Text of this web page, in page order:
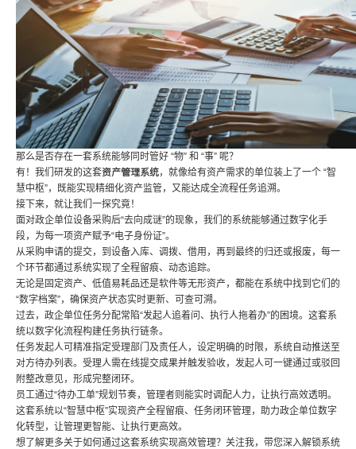
那么是否存在一套系统能够同时管好 “物” 和 “事” 呢？
有！我们研发的这套资产管理系统，就像给有资产需求的单位装上了一个 “智
慧中枢”，既能实现精细化资产监管，又能达成全流程任务追溯。
接下来，就让我们一探究竟！
面对政企单位设备采购后“去向成谜”的现象，我们的系统能够通过数字化手
段，为每一项资产赋予“电子身份证”。
从采购申请的提交，到设备入库、调拨、借用，再到最终的归还或报废，每一
个环节都通过系统实现了全程留痕、动态追踪。
无论是固定资产、低值易耗品还是软件等无形资产，都能在系统中找到它们的
“数字档案”，确保资产状态实时更新、可查可溯。
过去，政企单位任务分配常陷“发起人追着问、执行人拖着办”的困境。这套系
统以数字化流程构建任务执行链条。
任务发起人可精准指定受理部门及责任人，设定明确的时限，系统自动推送至
对方待办列表。受理人需在线提交成果并触发验收，发起人可一键通过或驳回
附整改意见，形成完整闭环。
员工通过“待办工单”规划节奏，管理者则能实时调配人力，让执行高效透明。
这套系统以“智慧中枢”实现资产全程留痕、任务闭环管理，助力政企单位数字
化转型，让管理更智能、让执行更高效。
想了解更多关于如何通过这套系统实现高效管理？关注我，带您深入解锁系统